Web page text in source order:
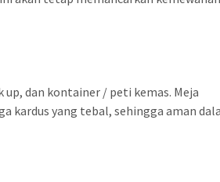
up, dan kontainer / peti kemas. Meja
kardus yang tebal, sehingga aman